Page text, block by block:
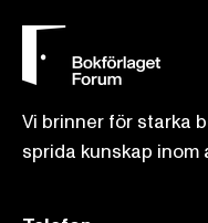
Vi brinner för starka
sprida kunskap inom